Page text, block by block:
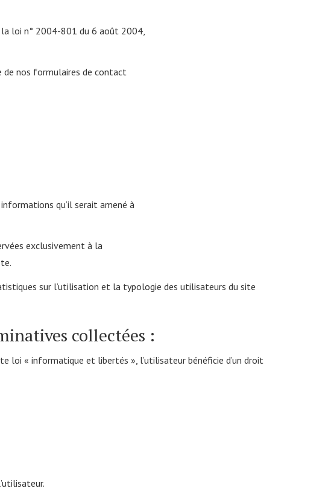
loi n° 2004-801 du 6 août 2004,
de nos formulaires de contact
qu’il serait amené à
exclusivement à la
sur l’utilisation et la typologie des utilisateurs du site
collectées :
loi « informatique et libertés », l’utilisateur bénéficie d’un droit